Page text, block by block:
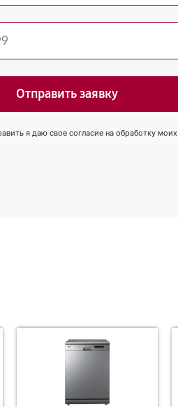
Отправить заявку
я даю свое согласие на обработку моих